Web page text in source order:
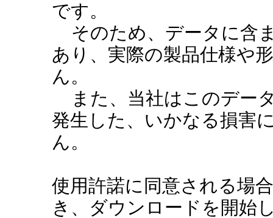
です。
そのため、データに含
あり、実際の製品仕様や
ん。
また、当社はこのデー
発生した、いかなる損害
ん。
使用許諾に同意される場
き、ダウンロードを開始